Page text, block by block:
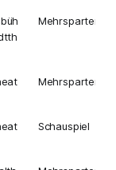
Mehrsparten
Mehrsparten
Schauspiel